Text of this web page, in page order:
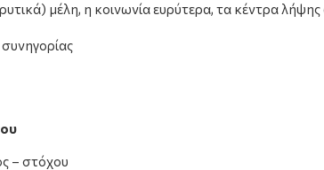
μέλη, η κοινωνία ευρύτερα, τα κέντρα
συνηγορίας
– στόχου